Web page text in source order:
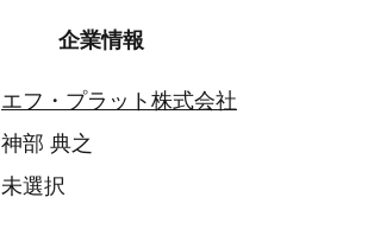
企業情報
エフ・プラット株式会社
神部 典之
未選択